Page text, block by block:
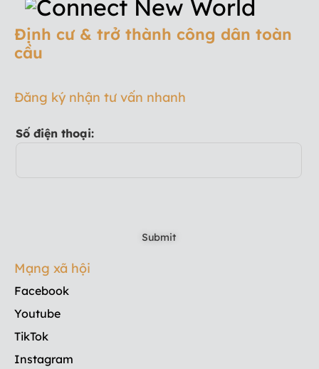
Định cư & trở thành công dân toàn
cầu
Đăng ký nhận tư vấn nhanh
Số điện thoại:
Mạng xã hội
Facebook
Youtube
TikTok
Instagram